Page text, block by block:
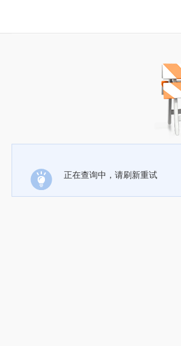
正在查询中，请刷新重试